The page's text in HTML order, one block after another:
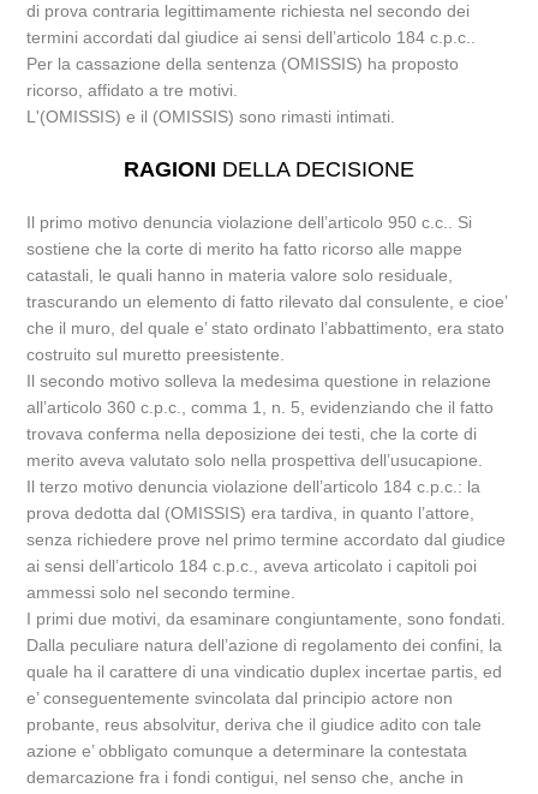
di prova contraria legittimamente richiesta nel secondo dei
termini accordati dal giudice ai sensi dell’articolo 184 c.p.c..
Per la cassazione della sentenza (OMISSIS) ha proposto
ricorso, affidato a tre motivi.
L'(OMISSIS) e il (OMISSIS) sono rimasti intimati.
RAGIONI DELLA DECISIONE
Il primo motivo denuncia violazione dell’articolo 950 c.c.. Si
sostiene che la corte di merito ha fatto ricorso alle mappe
catastali, le quali hanno in materia valore solo residuale,
trascurando un elemento di fatto rilevato dal consulente, e cioe’
che il muro, del quale e’ stato ordinato l’abbattimento, era stato
costruito sul muretto preesistente.
Il secondo motivo solleva la medesima questione in relazione
all’articolo 360 c.p.c., comma 1, n. 5, evidenziando che il fatto
trovava conferma nella deposizione dei testi, che la corte di
merito aveva valutato solo nella prospettiva dell’usucapione.
Il terzo motivo denuncia violazione dell’articolo 184 c.p.c.: la
prova dedotta dal (OMISSIS) era tardiva, in quanto l’attore,
senza richiedere prove nel primo termine accordato dal giudice
ai sensi dell’articolo 184 c.p.c., aveva articolato i capitoli poi
ammessi solo nel secondo termine.
I primi due motivi, da esaminare congiuntamente, sono fondati.
Dalla peculiare natura dell’azione di regolamento dei confini, la
quale ha il carattere di una vindicatio duplex incertae partis, ed
e’ conseguentemente svincolata dal principio actore non
probante, reus absolvitur, deriva che il giudice adito con tale
azione e’ obbligato comunque a determinare la contestata
demarcazione fra i fondi contigui, nel senso che, anche in